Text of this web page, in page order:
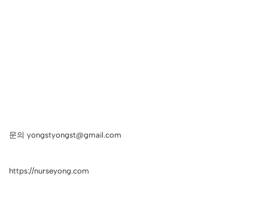
문의 yongstyongst@gmail.com
https://nurseyong.com